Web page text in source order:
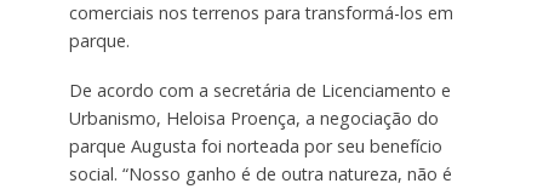
comerciais nos terrenos para transformá-los em
parque.
De acordo com a secretária de Licenciamento e
Urbanismo, Heloisa Proença, a negociação do
parque Augusta foi norteada por seu benefício
social. “Nosso ganho é de outra natureza, não é